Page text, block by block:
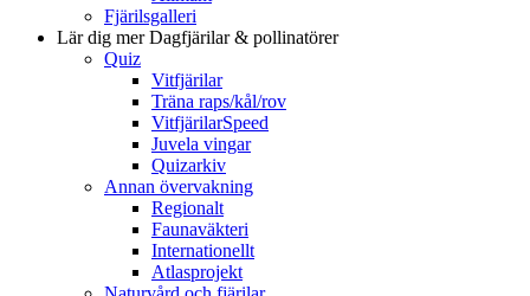
Fjärilsgalleri
Lär dig merDagfjärilar & pollinatörer
Quiz
Vitfjärilar
Träna raps/kål/rov
VitfjärilarSpeed
Juvela vingar
Quizarkiv
Annan övervakning
Regionalt
Faunaväkteri
Internationellt
Atlasprojekt